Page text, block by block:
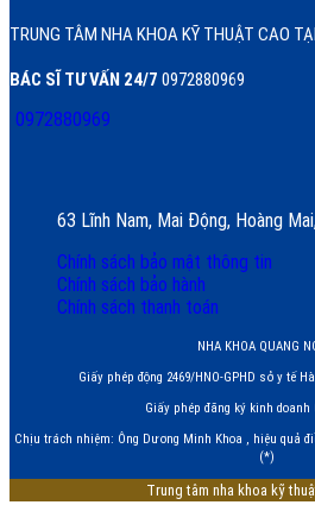
TRUNG TÂM NHA KHOA KỸ THUẬT CAO
BÁC SĨ TƯ VẤN 24/7 0972880969
0972880969
63 Lĩnh Nam, Mai Động, Hoàng
Chính sách bảo mật thông tin
Chính sách bảo hành
Chính sách thanh toán
NHA KHOA QUANG
Giấy phép động 2469/HNO-GPHD sở y tế
Giấy phép đăng ký kinh doanh
Chịu trách nhiệm: Ông Dương Minh Khoa , hiệu quả
(*)
Trung tâm nha khoa kỹ